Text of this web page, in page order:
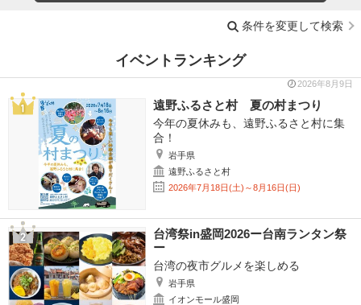
条件を変更して検索
イベントランキング
2026年8月9日
遠野ふるさと村 夏の村まつり
今年の夏休みも、遠野ふるさと村に集
合！
岩手県
遠野ふるさと村
2026年7月18日(土)～8月16日(日)
台湾祭in盛岡2026ー台南ランタン祭
ー
台湾の夜市グルメを楽しめる
岩手県
イオンモール盛岡